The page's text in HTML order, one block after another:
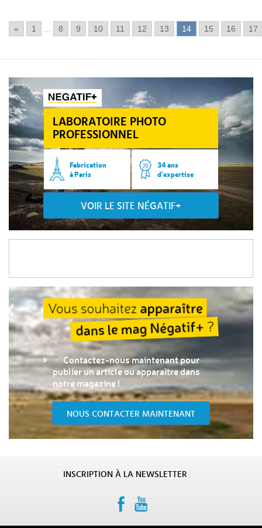
« 1 8 9 10 11 12 13 14 15 16 17
LABORATOIRE PHOTO
PROFESSIONNEL
Fabrication
à Paris
34 ans
d’expertise
VOIR LE SITE NÉGATIF+
Contactez-nous maintenant pour
publier un article ou apparaître dans
notre magazine !
NOUS CONTACTER MAINTENANT
INSCRIPTION À LA NEWSLETTER